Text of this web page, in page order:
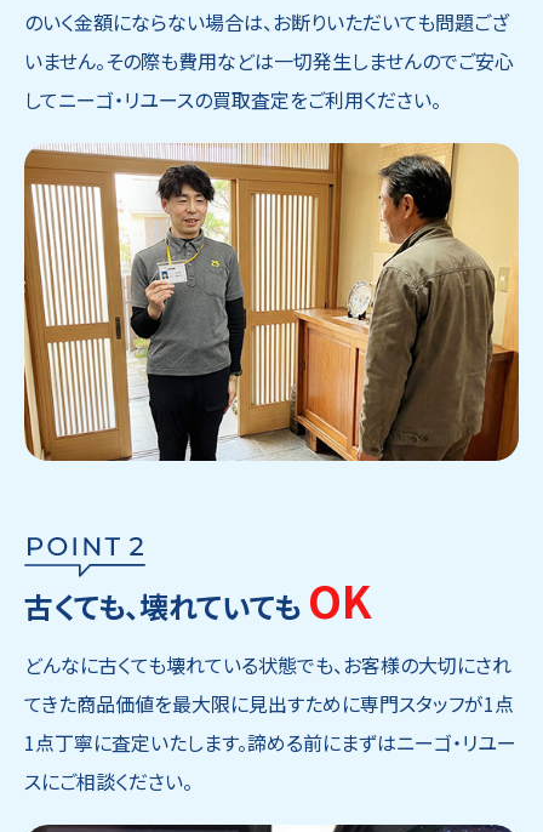
のいく金額にならない場合は、お断りいただいても問題ござ
いません。その際も費用などは一切発生しませんのでご安心
してニーゴ・リユースの買取査定をご利用ください。
古くても、壊れていても OK
どんなに古くても壊れている状態でも、お客様の大切にされ
てきた商品価値を最大限に見出すために専門スタッフが1点
1点丁寧に査定いたします。諦める前にまずはニーゴ・リユー
スにご相談ください。